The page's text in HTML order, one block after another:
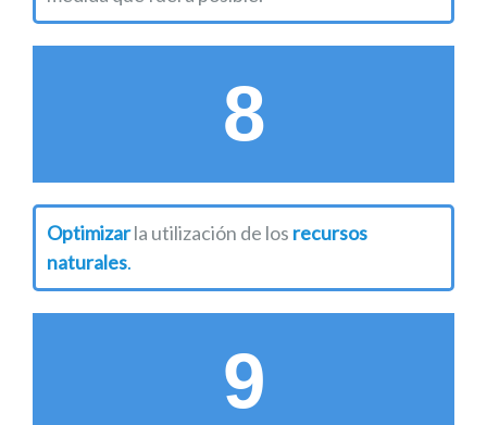
8
Optimizarla utilización de los recursos
naturales.
9